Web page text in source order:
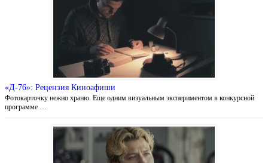
«Д-76»: Рецензия Киноафиши
Фотокарточку нежно храню. Еще одним визуальным экспериментом в конкурсной
программе …